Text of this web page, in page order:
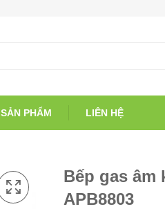
SẢN PHẨM LIÊN HỆ
Bếp gas âm
APB8803